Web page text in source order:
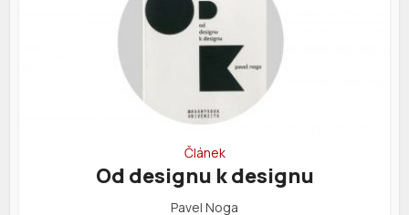
Článek
Od designu k designu
Pavel Noga